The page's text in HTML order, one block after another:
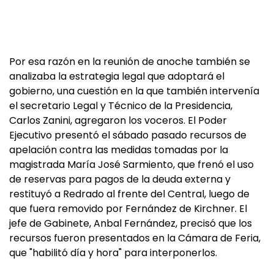
Por esa razón en la reunión de anoche también se
analizaba la estrategia legal que adoptará el
gobierno, una cuestión en la que también intervenía
el secretario Legal y Técnico de la Presidencia,
Carlos Zanini, agregaron los voceros. El Poder
Ejecutivo presentó el sábado pasado recursos de
apelación contra las medidas tomadas por la
magistrada María José Sarmiento, que frenó el uso
de reservas para pagos de la deuda externa y
restituyó a Redrado al frente del Central, luego de
que fuera removido por Fernández de Kirchner. El
jefe de Gabinete, Anbal Fernández, precisó que los
recursos fueron presentados en la Cámara de Feria,
que "habilitó día y hora" para interponerlos.